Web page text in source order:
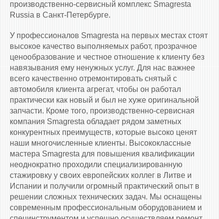
производственно-сервисный комплекс Smagresta
Russia в Санкт-Петербурге.
У профессионалов Smagresta на первых местах стоят
высокое качество выполняемых работ, прозрачное
ценообразование и честное отношение к клиенту без
навязывания ему ненужных услуг. Для нас важнее
всего качественно отремонтировать снятый с
автомобиля клиента агрегат, чтобы он работал
практически как новый и был не хуже оригинальной
запчасти. Кроме того, производственно-сервисная
компания Smagresta обладает рядом заметных
конкурентных преимуществ, которые высоко ценят
наши многочисленные клиенты. Высококлассные
мастера Smagresta для повышения квалификации
неоднократно проходили специализированную
стажировку у своих европейских коллег в Литве и
Испании и получили огромный практический опыт в
решении сложных технических задач. Мы оснащены
современным профессиональным оборудованием и